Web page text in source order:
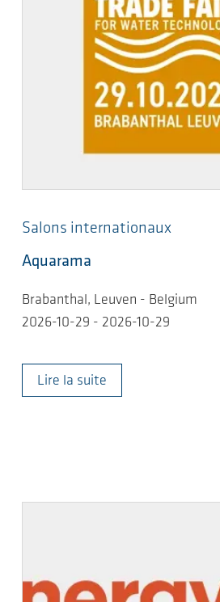
Salons internationaux
Aquarama
Brabanthal, Leuven - Belgium
2026-10-29 - 2026-10-29
Lire la suite